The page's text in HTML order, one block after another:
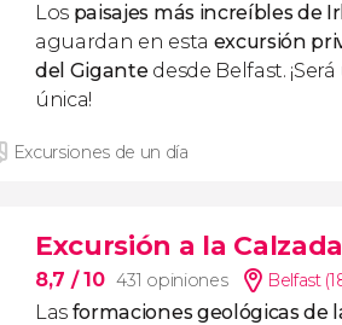
Los paisajes más increíbles de
aguardan en esta excursión
del Gigante desde Belfast.
única!
Excursiones de un día
Excursión a la
8,7 / 10 431 opiniones Belfast
Las formaciones geológicas de